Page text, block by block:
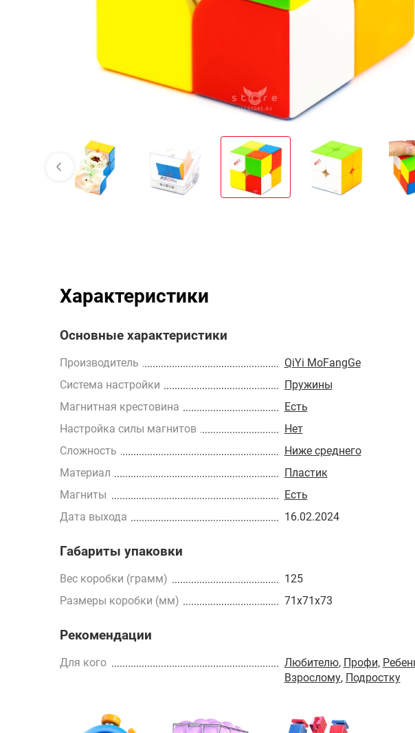
Характеристики
Основные характеристики
Производитель
QiYi MoFangGe
Cистема настройки
Пружины
Магнитная крестовина
Есть
Настройка силы магнитов
Нет
Сложность
Ниже среднего
Материал
Пластик
Магниты
Есть
Дата выхода
16.02.2024
Габариты упаковки
Вес коробки (грамм)
125
Размеры коробки (мм)
71x71x73
Рекомендации
Для кого Любителю, Профи,
Взрослому, Подростку